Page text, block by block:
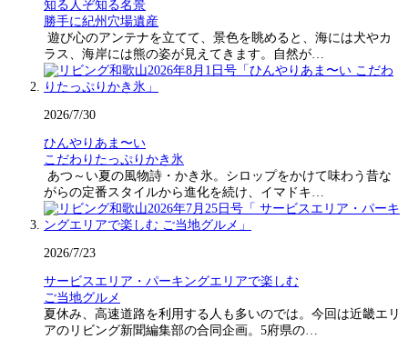
知る人ぞ知る名景
勝手に紀州穴場遺産
遊び心のアンテナを立てて、景色を眺めると、海には犬やカ
ラス、海岸には熊の姿が見えてきます。自然が…
2026/7/30
ひんやりあま〜い
こだわりたっぷりかき氷
あつ～い夏の風物詩・かき氷。シロップをかけて味わう昔な
がらの定番スタイルから進化を続け、イマドキ…
2026/7/23
サービスエリア・パーキングエリアで楽しむ
ご当地グルメ
夏休み、高速道路を利用する人も多いのでは。今回は近畿エリ
アのリビング新聞編集部の合同企画。5府県の…